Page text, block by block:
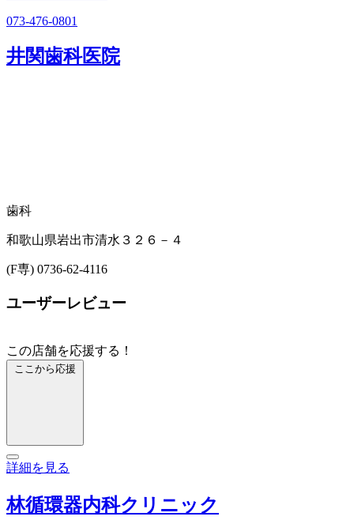
073-476-0801
井関歯科医院
歯科
和歌山県岩出市清水３２６－４
(F専) 0736-62-4116
ユーザーレビュー
この店舗を応援する！
ここから応援
詳細を見る
林循環器内科クリニック